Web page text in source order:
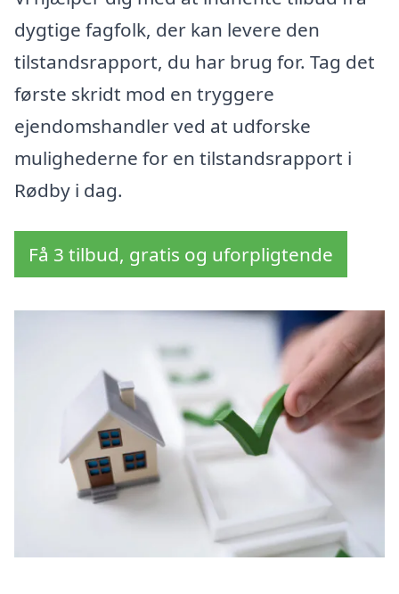
dygtige fagfolk, der kan levere den
tilstandsrapport, du har brug for. Tag det
første skridt mod en tryggere
ejendomshandler ved at udforske
mulighederne for en tilstandsrapport i
Rødby i dag.
Få 3 tilbud, gratis og uforpligtende